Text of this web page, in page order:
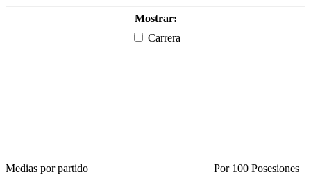
Mostrar:
Carrera
Medias por partido
Por 100 Posesiones